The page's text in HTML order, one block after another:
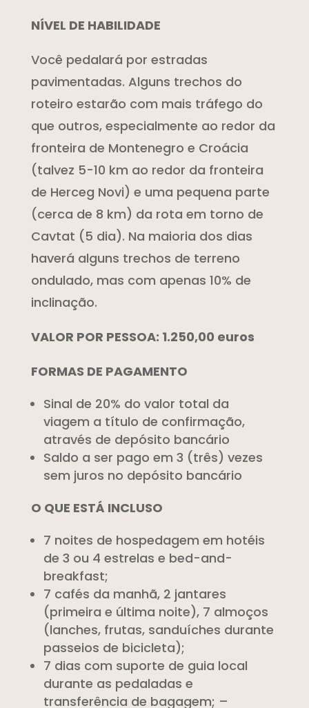
NÍVEL DE HABILIDADE
Você pedalará por estradas
pavimentadas. Alguns trechos do
roteiro estarão com mais tráfego do
que outros, especialmente ao redor da
fronteira de Montenegro e Croácia
(talvez 5-10 km ao redor da fronteira
de Herceg Novi) e uma pequena parte
(cerca de 8 km) da rota em torno de
Cavtat (5 dia). Na maioria dos dias
haverá alguns trechos de terreno
ondulado, mas com apenas 10% de
inclinação.
VALOR POR PESSOA: 1.250,00 euros
FORMAS DE PAGAMENTO
Sinal de 20% do valor total da
viagem a título de confirmação,
através de depósito bancário
Saldo a ser pago em 3 (três) vezes
sem juros no depósito bancário
O QUE ESTÁ INCLUSO
7 noites de hospedagem em hotéis
de 3 ou 4 estrelas e bed-and-
breakfast;
7 cafés da manhã, 2 jantares
(primeira e última noite), 7 almoços
(lanches, frutas, sanduíches durante
passeios de bicicleta);
7 dias com suporte de guia local
durante as pedaladas e
transferência de bagagem; –